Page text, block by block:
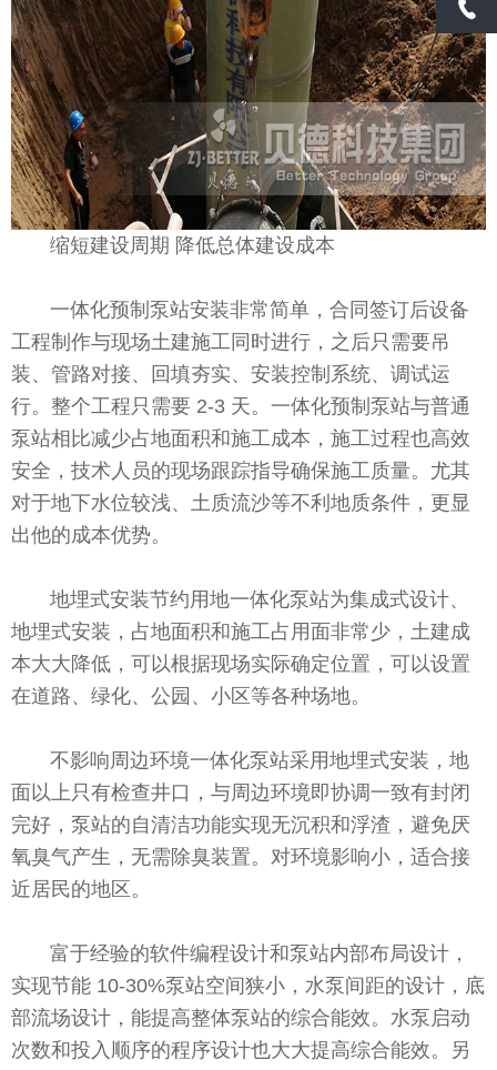
缩短建设周期 降低总体建设成本
一体化预制泵站安装非常简单，合同签订后设备
工程制作与现场土建施工同时进行，之后只需要吊
装、管路对接、回填夯实、安装控制系统、调试运
行。整个工程只需要 2-3 天。一体化预制泵站与普通
泵站相比减少占地面积和施工成本，施工过程也高效
安全，技术人员的现场跟踪指导确保施工质量。尤其
对于地下水位较浅、土质流沙等不利地质条件，更显
出他的成本优势。
地埋式安装节约用地一体化泵站为集成式设计、
地埋式安装，占地面积和施工占用面非常少，土建成
本大大降低，可以根据现场实际确定位置，可以设置
在道路、绿化、公园、小区等各种场地。
不影响周边环境一体化泵站采用地埋式安装，地
面以上只有检查井口，与周边环境即协调一致有封闭
完好，泵站的自清洁功能实现无沉积和浮渣，避免厌
氧臭气产生，无需除臭装置。对环境影响小，适合接
近居民的地区。
富于经验的软件编程设计和泵站内部布局设计，
实现节能 10-30%泵站空间狭小，水泵间距的设计，底
部流场设计，能提高整体泵站的综合能效。水泵启动
次数和投入顺序的程序设计也大大提高综合能效。另